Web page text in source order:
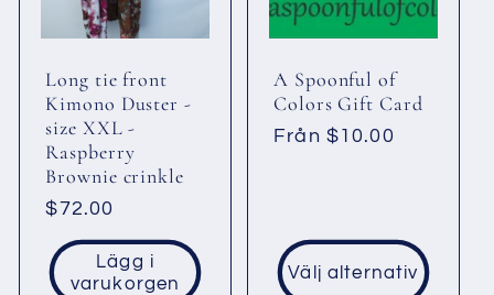
Long tie front
Kimono Duster -
size XXL -
Raspberry
Brownie crinkle
Ordinarie
pris
$72.00
Lägg i
varukorgen
A Spoonful of
Colors Gift Card
Ordinarie
Från $10.00
Välj alternativ